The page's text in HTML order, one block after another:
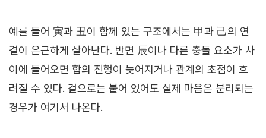
예를 들어 寅과 丑이 함께 있는 구조에서는 甲과 己의 연
결이 은근하게 살아난다. 반면 辰이나 다른 충돌 요소가 사
이에 들어오면 합의 진행이 늦어지거나 관계의 초점이 흐
려질 수 있다. 겉으로는 붙어 있어도 실제 마음은 분리되는
경우가 여기서 나온다.